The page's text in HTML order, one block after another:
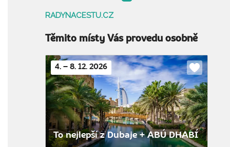
RADYNACESTU.CZ
Těmito místy Vás provedu osobně
4. – 8. 12. 2026
Do
oblíbených
To nejlepší z Dubaje + ABÚ DHABÍ